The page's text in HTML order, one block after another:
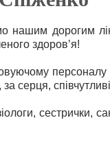
дорогим
здоров’я!
персоналу
серця,